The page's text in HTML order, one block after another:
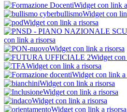
Widget con link
Widget con
Widget con link a risorsa
con link a risorsa
Widget con link a risorsa
Widget
Widget con link a risorsa
Widget con link a
Widget con link a risorsa
Widget con link a risorsa
Widget con link a risorsa
Widget con link a risorsa